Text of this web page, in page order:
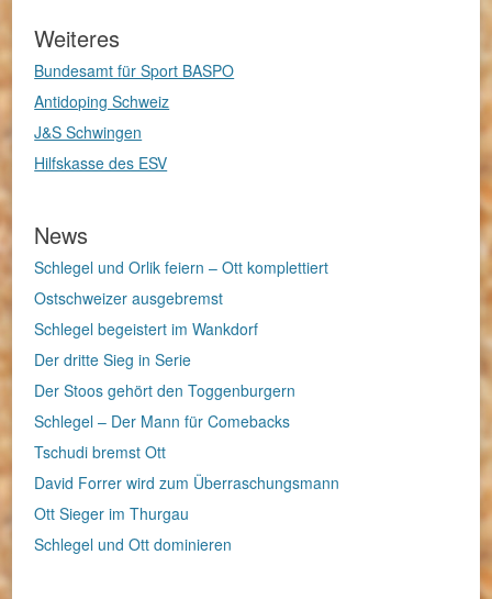
Weiteres
Bundesamt für Sport BASPO
Antidoping Schweiz
J&S Schwingen
Hilfskasse des ESV
News
Schlegel und Orlik feiern – Ott komplettiert
Ostschweizer ausgebremst
Schlegel begeistert im Wankdorf
Der dritte Sieg in Serie
Der Stoos gehört den Toggenburgern
Schlegel – Der Mann für Comebacks
Tschudi bremst Ott
David Forrer wird zum Überraschungsmann
Ott Sieger im Thurgau
Schlegel und Ott dominieren